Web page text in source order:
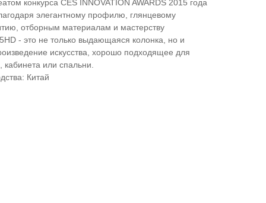
конкурса CES INNOVATION AWARDS 2015 года
элегантному профилю, глянцевому
отборным материалам и мастерству
- это не только выдающаяся колонка, но и
искусства, хорошо подходящее для
кабинета или спальни.
Китай